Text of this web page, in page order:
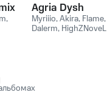
,
Agria Dysh
Myriiio,Akira, Flame,
Dalerm, HighZNoveL